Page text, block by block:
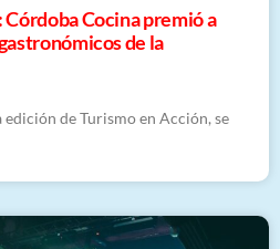
Cocina premió a
de la
edición de Turismo en Acción, se